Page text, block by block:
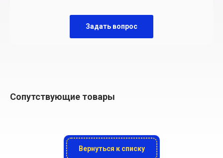
Задать вопрос
Сопутствующие товары
Вернуться к списку